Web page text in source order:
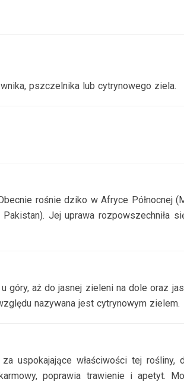
pszczelnika lub cytrynowego ziela.
rośnie dziko w Afryce Północnej
Jej uprawa rozpowszechniła
aż do jasnej zieleni na dole oraz
nazywana jest cytrynowym zielem.
uspokajające właściwości tej rośliny,
poprawia trawienie i apetyt.